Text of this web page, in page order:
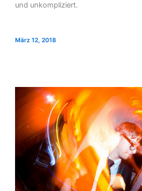
und unkompliziert.
März 12, 2018